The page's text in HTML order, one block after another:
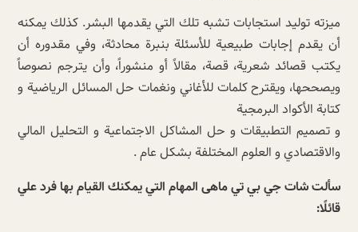
ميزته توليد استجابات تشبه تلك التي يقدمها البشر. كذلك يمكنه
أن يقدم إجابات طبيعية للأسئلة بنبرة محادثة، وفي مقدوره أن
يكتب قصائد شعرية، قصة، مقالاً أو منشوراً، وأن يترجم نصوصاً
ويصححها، ويقترح كلمات للأغاني ونغمات حل المسائل الرياضية و
كتابة الأكواد البرمجية
و تصميم التطبيقات و حل المشاكل الاجتماعية و التحليل المالي
والاقتصادي و العلوم المختلفة بشكل عام .
سألت شات جي بي تي ماهى المهام التي يمكنك القيام بها فرد علي
قائلًا: